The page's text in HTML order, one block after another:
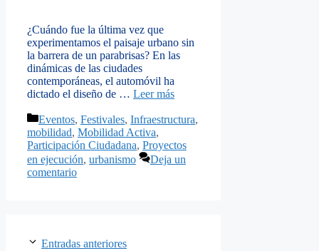
¿Cuándo fue la última vez que
experimentamos el paisaje urbano sin
la barrera de un parabrisas? En las
dinámicas de las ciudades
contemporáneas, el automóvil ha
dictado el diseño de … Leer más
Categorías
Eventos, Festivales, Infraestructura,
mobilidad, Mobilidad Activa,
Participación Ciudadana, Proyectos
en ejecución, urbanismo
Deja un
comentario
Entradas anteriores